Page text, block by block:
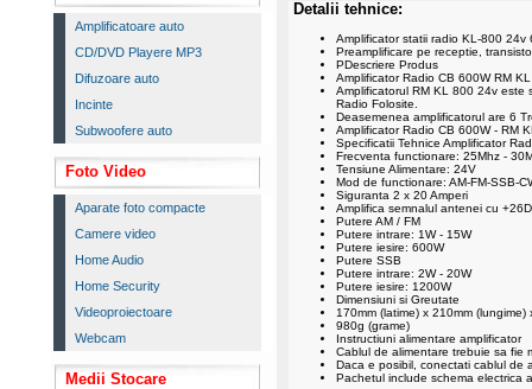
Amplificatoare auto
CD/DVD Playere MP3
Difuzoare auto
Incinte
Subwoofere auto
Foto Video
Aparate foto compacte
Camere video
Home Audio
Home Security
Videoproiectoare
Webcam
Medii Stocare
Detalii tehnice:
Amplificator statii radio KL-800 24v
Preamplificare pe receptie,
PDescriere Produs
Amplificator Radio CB 600W RM
Amplificatorul RM KL 800 24v este
Radio Folosite.
Deasemenea amplificatorul are 6
Amplificator Radio CB 600W - RM
Specificatii Tehnice Amplificator
Frecventa functionare: 25Mhz -
Tensiune Alimentare: 24V
Mod de functionare: AM-FM-SSB-
Siguranta 2 x 20 Amperi
Amplifica semnalul antenei cu
Putere AM / FM
Putere intrare: 1W - 15W
Putere iesire: 600W
Putere SSB
Putere intrare: 2W - 20W
Putere iesire: 1200W
Dimensiuni si Greutate
170mm (latime) x 210mm (lungime)
980g (grame)
Instructiuni alimentare amplificator
Cablul de alimentare trebuie sa fie
Daca e posibil, conectati cablul de
Pachetul include schema electrica